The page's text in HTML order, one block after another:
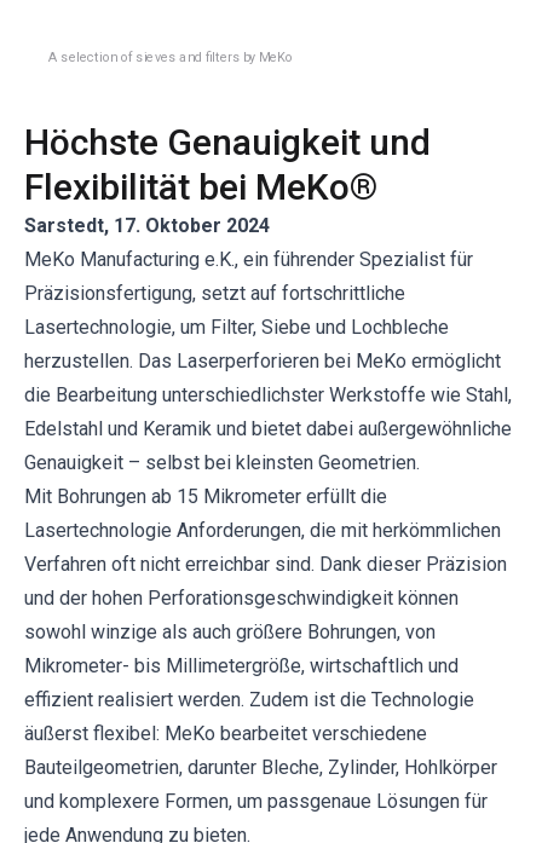
A selection of sieves and filters by MeKo
Höchste Genauigkeit und
Flexibilität bei MeKo®
Sarstedt, 17. Oktober 2024
MeKo Manufacturing e.K., ein führender Spezialist für
Präzisionsfertigung, setzt auf fortschrittliche
Lasertechnologie, um Filter, Siebe und Lochbleche
herzustellen. Das Laserperforieren bei MeKo ermöglicht
die Bearbeitung unterschiedlichster Werkstoffe wie Stahl,
Edelstahl und Keramik und bietet dabei außergewöhnliche
Genauigkeit – selbst bei kleinsten Geometrien.
Mit Bohrungen ab 15 Mikrometer erfüllt die
Lasertechnologie Anforderungen, die mit herkömmlichen
Verfahren oft nicht erreichbar sind. Dank dieser Präzision
und der hohen Perforationsgeschwindigkeit können
sowohl winzige als auch größere Bohrungen, von
Mikrometer- bis Millimetergröße, wirtschaftlich und
effizient realisiert werden. Zudem ist die Technologie
äußerst flexibel: MeKo bearbeitet verschiedene
Bauteilgeometrien, darunter Bleche, Zylinder, Hohlkörper
und komplexere Formen, um passgenaue Lösungen für
jede Anwendung zu bieten.